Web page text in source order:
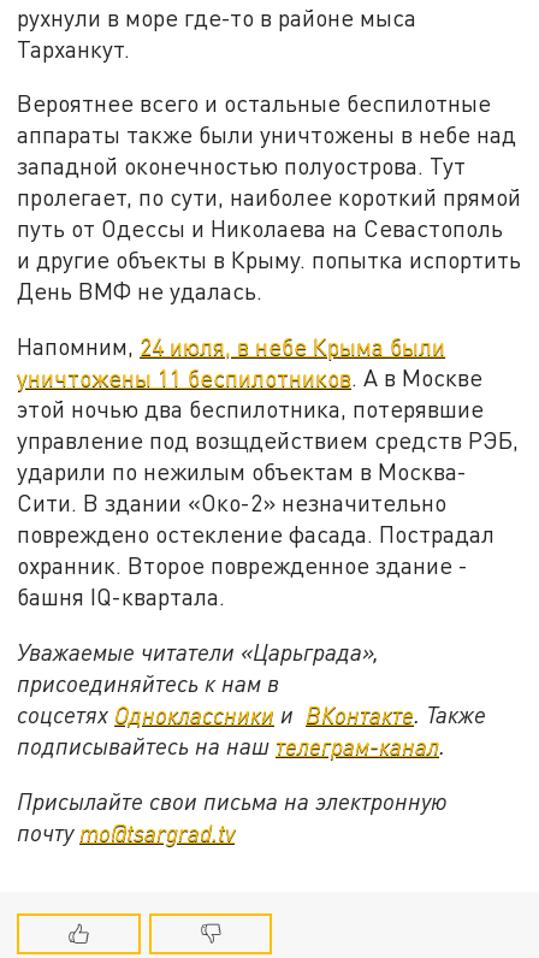
рухнули в море где-то в районе мыса
Тарханкут.
Вероятнее всего и остальные беспилотные
аппараты также были уничтожены в небе над
западной оконечностью полуострова. Тут
пролегает, по сути, наиболее короткий прямой
путь от Одессы и Николаева на Севастополь
и другие объекты в Крыму. попытка испортить
День ВМФ не удалась.
Напомним, 24 июля, в небе Крыма были
уничтожены 11 беспилотников. А в Москве
этой ночью два беспилотника, потерявшие
управление под возщдействием средств РЭБ,
ударили по нежилым объектам в Москва-
Сити. В здании «Око-2» незначительно
повреждено остекление фасада. Пострадал
охранник. Второе поврежденное здание -
башня IQ-квартала.
Уважаемые читатели «Царьграда»,
присоединяйтесь к нам в
соцсетях Одноклассники и ВКонтакте. Также
подписывайтесь на наш телеграм-канал.
Присылайте свои письма на электронную
почту mo@tsargrad.tv